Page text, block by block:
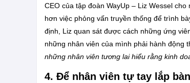
CEO của tập đoàn WayUp – Liz Wessel cho
hơn việc phỏng vấn truyền thống để trình
định, Liz quan sát được cách những ứng
những nhân viên của mình phải hành động
những nhân viên tương lai hiểu rằng kinh
4. Để nhân viên tự tay lắp